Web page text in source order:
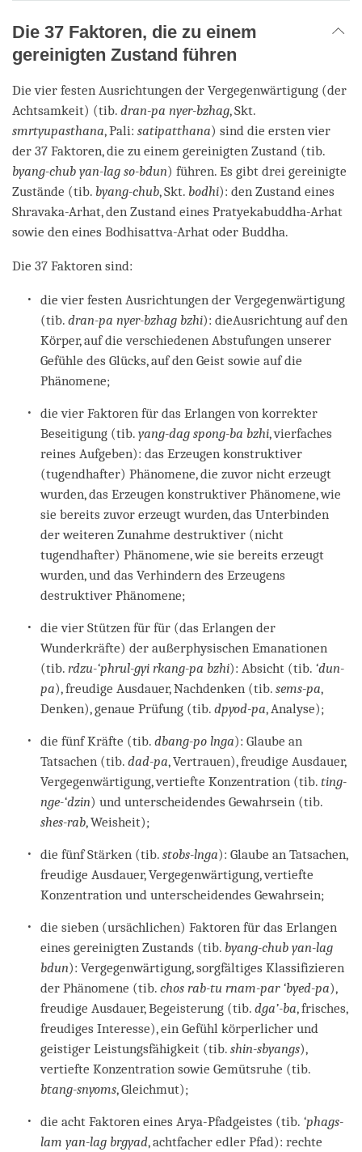
Die 37 Faktoren, die zu einem
gereinigten Zustand führen
Die vier festen Ausrichtungen der Vergegenwärtigung (der
Achtsamkeit) (tib. dran-pa nyer-bzhag, Skt.
smrtyupasthana, Pali: satipatthana) sind die ersten vier
der 37 Faktoren, die zu einem gereinigten Zustand (tib.
byang-chub yan-lag so-bdun) führen. Es gibt drei gereinigte
Zustände (tib. byang-chub, Skt. bodhi): den Zustand eines
Shravaka-Arhat, den Zustand eines Pratyekabuddha-Arhat
sowie den eines Bodhisattva-Arhat oder Buddha.
Die 37 Faktoren sind:
die vier festen Ausrichtungen der Vergegenwärtigung
(tib.dran-pa nyer-bzhag bzhi): dieAusrichtung auf den
Körper, auf die verschiedenen Abstufungen unserer
Gefühle des Glücks, auf den Geist sowie auf die
Phänomene;
die vier Faktoren für das Erlangen von korrekter
Beseitigung (tib.yang-dag spong-ba bzhi, vierfaches
reines Aufgeben): das Erzeugen konstruktiver
(tugendhafter) Phänomene, die zuvor nicht erzeugt
wurden, das Erzeugen konstruktiver Phänomene, wie
sie bereits zuvor erzeugt wurden, das Unterbinden
der weiteren Zunahme destruktiver (nicht
tugendhafter) Phänomene, wie sie bereits erzeugt
wurden, und das Verhindern des Erzeugens
destruktiver Phänomene;
die vier Stützen für für (das Erlangen der
Wunderkräfte) der außerphysischen Emanationen
(tib.rdzu-‘phrul-gyi rkang-pa bzhi): Absicht (tib. ‘dun-
pa), freudige Ausdauer, Nachdenken (tib.sems-pa,
Denken), genaue Prüfung (tib.dpyod-pa, Analyse);
die fünf Kräfte (tib.dbang-po lnga): Glaube an
Tatsachen (tib.dad-pa, Vertrauen), freudige Ausdauer,
Vergegenwärtigung, vertiefte Konzentration (tib.ting-
nge-‘dzin) und unterscheidendes Gewahrsein (tib.
shes-rab, Weisheit);
die fünf Stärken (tib.stobs-lnga): Glaube an Tatsachen,
freudige Ausdauer, Vergegenwärtigung, vertiefte
Konzentration und unterscheidendes Gewahrsein;
die sieben (ursächlichen) Faktoren für das Erlangen
eines gereinigten Zustands (tib. byang-chub yan-lag
bdun): Vergegenwärtigung, sorgfältiges Klassifizieren
der Phänomene (tib.chos rab-tu rnam-par ‘byed-pa),
freudige Ausdauer, Begeisterung (tib.dga’-ba, frisches,
freudiges Interesse), ein Gefühl körperlicher und
geistiger Leistungsfähigkeit (tib.shin-sbyangs),
vertiefte Konzentration sowie Gemütsruhe (tib.
btang-snyoms, Gleichmut);
die acht Faktoren eines Arya-Pfadgeistes (tib. ‘phags-
lam yan-lag brgyad, achtfacher edler Pfad): rechte